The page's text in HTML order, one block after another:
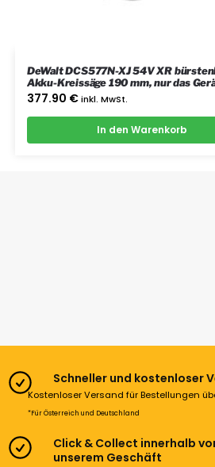
DeWalt DCS577N-XJ 54V XR
Akku-Kreissäge 190 mm, nur das
377.90 € inkl. MwSt.
In den Warenkorb
Schneller und kostenloser
Kostenloser Versand für Bestellungen
*Für Österreich und Deutschland
Click & Collect innerhalb
unserem Geschäft